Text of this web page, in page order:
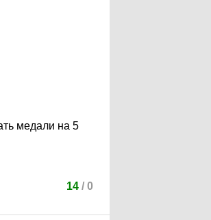
медали на 5
14 / 0